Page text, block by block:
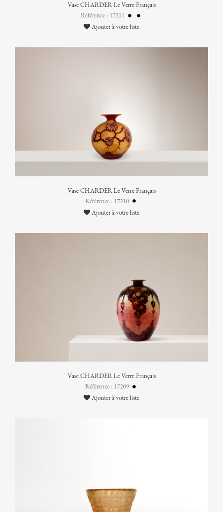
Vase CHARDER Le Verre Français
Référence : 17211
Ajouter à votre liste
Vase CHARDER Le Verre Français
Référence : 17210
Ajouter à votre liste
Vase CHARDER Le Verre Français
Référence : 17209
Ajouter à votre liste